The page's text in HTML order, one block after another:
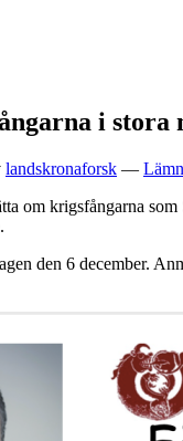
i stora
landskronaforsk —
om krigsfångarna
den 6 december.